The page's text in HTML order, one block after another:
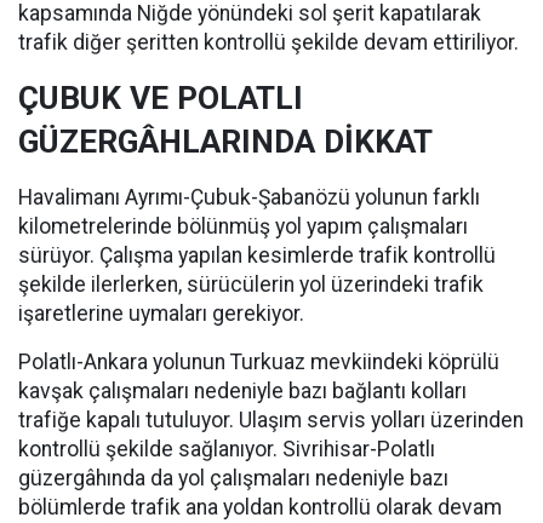
kapsamında Niğde yönündeki sol şerit kapatılarak
trafik diğer şeritten kontrollü şekilde devam ettiriliyor.
ÇUBUK VE POLATLI
GÜZERGÂHLARINDA DİKKAT
Havalimanı Ayrımı-Çubuk-Şabanözü yolunun farklı
kilometrelerinde bölünmüş yol yapım çalışmaları
sürüyor. Çalışma yapılan kesimlerde trafik kontrollü
şekilde ilerlerken, sürücülerin yol üzerindeki trafik
işaretlerine uymaları gerekiyor.
Polatlı-Ankara yolunun Turkuaz mevkiindeki köprülü
kavşak çalışmaları nedeniyle bazı bağlantı kolları
trafiğe kapalı tutuluyor. Ulaşım servis yolları üzerinden
kontrollü şekilde sağlanıyor. Sivrihisar-Polatlı
güzergâhında da yol çalışmaları nedeniyle bazı
bölümlerde trafik ana yoldan kontrollü olarak devam